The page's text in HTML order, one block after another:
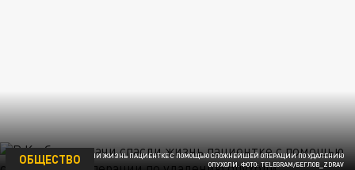
В КУЗБАССЕ ВРАЧИ СПАСЛИ ЖИЗНЬ ПАЦИЕНТКЕ С ПОМОЩЬЮ СЛОЖНЕЙШЕЙ ОПЕРАЦИИ ПО УДАЛЕНИЮ
ОПУХОЛИ. ФОТО: TELEGRAM/БЕГЛОВ_ZDRAV
ОБЩЕСТВО